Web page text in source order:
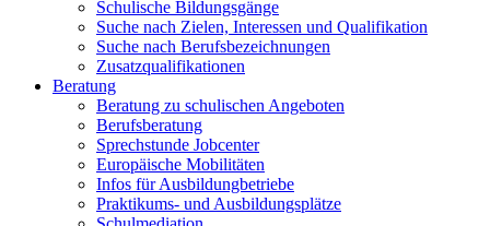
Schulische Bildungsgänge
Suche nach Zielen, Interessen und Qualifikation
Suche nach Berufsbezeichnungen
Zusatzqualifikationen
Beratung
Beratung zu schulischen Angeboten
Berufsberatung
Sprechstunde Jobcenter
Europäische Mobilitäten
Infos für Ausbildungbetriebe
Praktikums- und Ausbildungsplätze